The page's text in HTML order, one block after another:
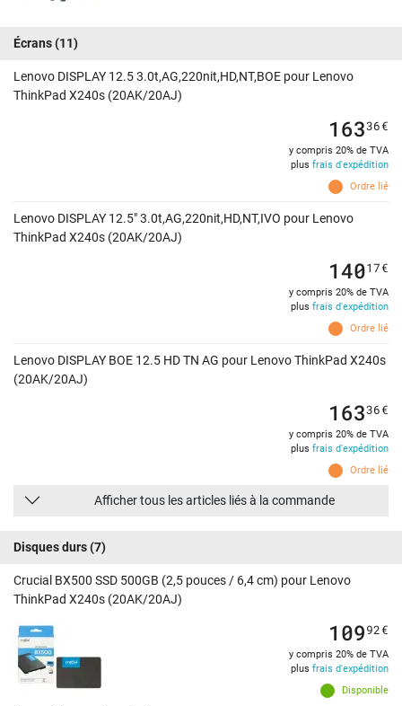
Écrans(11)
Lenovo DISPLAY 12.5 3.0t,AG,220nit,HD,NT,BOE pour Lenovo
ThinkPad X240s (20AK/20AJ)
Ordre lié
16336€
y compris 20% de TVA
plus frais d'expédition
Lenovo DISPLAY 12.5" 3.0t,AG,220nit,HD,NT,IVO pour Lenovo
ThinkPad X240s (20AK/20AJ)
Ordre lié
14017€
y compris 20% de TVA
plus frais d'expédition
Lenovo DISPLAY BOE 12.5 HD TN AG pour Lenovo ThinkPad X240s
(20AK/20AJ)
Ordre lié
16336€
y compris 20% de TVA
plus frais d'expédition
Afficher tous les articles liés à la commande
Disques durs(7)
Crucial BX500 SSD 500GB (2,5 pouces / 6,4 cm) pour Lenovo
ThinkPad X240s (20AK/20AJ)
Disponible
10992€
y compris 20% de TVA
plus frais d'expédition